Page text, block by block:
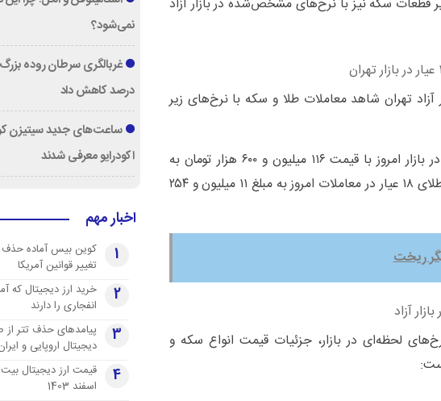
قطعات سکه نیز با نرخ‌های مشخص‌شده در بازار آزاد
۲۵ آبان‌ماه ۱۴۰۴، بازار آزاد تهران شاهد معاملات طلا و سکه با نرخ‌های زیر
سکه تمام بهار آزادی طرح جدید در بازار امروز با قیمت ۱۱۶ میلیون و ۶۰۰ هزار تومان به
فروش می‌رسد. همچنین، هر گرم طلای ۱۸ عیار در معاملات امروز به مبلغ ۱۱ میلیون و ۲۵۴
لحظه‌ای در بازار، جزئیات قیمت انواع سکه و
نمی‌شود؟
درصد کاهش داد
ساعت‌های جدید سیتیزن
اکودرایو معرفی شدند
اخبار مهم
1
کوین بیس آماده
تغییر قوانین آمریکا
2
خرید ارز دیجیتال که
انفجاری را دارند
3
پیامدهای حذف تتر از
دیجیتال اروپایی و
4
اسفند 1403